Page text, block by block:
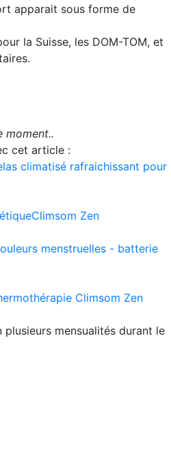
apparait sous forme de
la Suisse, les DOM-TOM, et
moment..
cet article :
climatisé rafraichissant pour
Zen
menstruelles - batterie
Climsom Zen
mensualités durant le